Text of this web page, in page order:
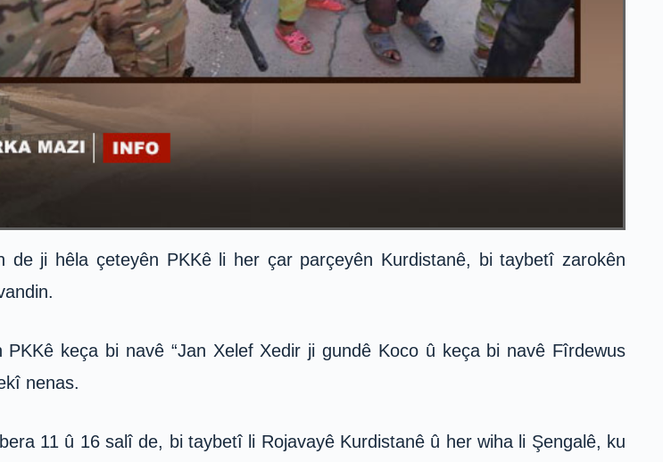
de ji hêla çeteyên PKKê li her çar parçeyên Kurdistanê, bi taybetî zarokên
keça bi navê “Jan Xelef Xedir ji gundê Koco û keça bi navê Fîrdewus
nenas.
11 û 16 salî de, bi taybetî li Rojavayê Kurdistanê û her wiha li Şengalê, ku